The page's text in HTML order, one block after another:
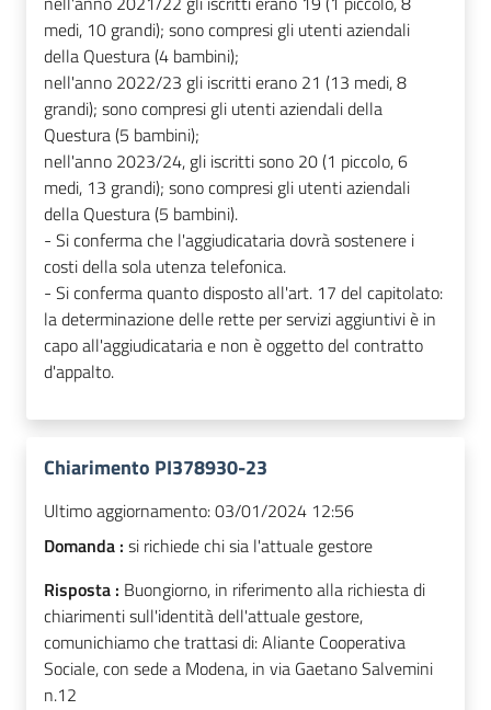
medi, 10 grandi); sono compresi gli utenti aziendali
della Questura (4 bambini);
nell'anno 2022/23 gli iscritti erano 21 (13 medi, 8
grandi); sono compresi gli utenti aziendali della
Questura (5 bambini);
nell'anno 2023/24, gli iscritti sono 20 (1 piccolo, 6
medi, 13 grandi); sono compresi gli utenti aziendali
della Questura (5 bambini).
- Si conferma che l'aggiudicataria dovrà sostenere i
costi della sola utenza telefonica.
- Si conferma quanto disposto all'art. 17 del capitolato:
la determinazione delle rette per servizi aggiuntivi è in
capo all'aggiudicataria e non è oggetto del contratto
d'appalto.
Chiarimento PI378930-23
Ultimo aggiornamento:03/01/2024 12:56
Domanda : si richiede chi sia l'attuale gestore
Risposta : Buongiorno, in riferimento alla richiesta di
chiarimenti sull'identità dell'attuale gestore,
comunichiamo che trattasi di: Aliante Cooperativa
Sociale, con sede a Modena, in via Gaetano Salvemini
n.12